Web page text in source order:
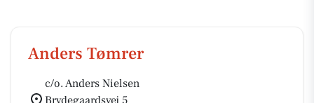
Anders Tømrer
c/o. Anders Nielsen
Brydegaardsvej 5